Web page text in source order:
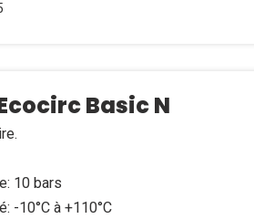
Basic N
10 bars
-10°C à +110°C